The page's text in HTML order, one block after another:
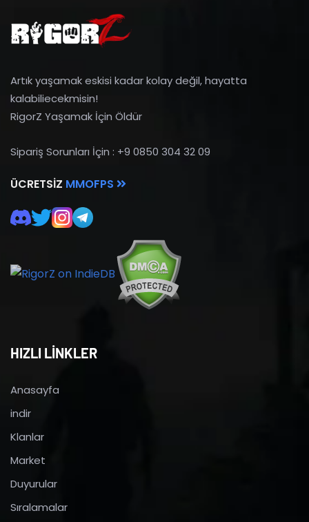
Artık yaşamak eskisi kadar kolay değil, hayatta
kalabiliecekmisin!
RigorZ Yaşamak İçin Öldür
Sipariş Sorunları İçin : +9 0850 304 32 09
ÜCRETSIZ MMOFPS
HIZLI LİNKLER
Anasayfa
indir
Klanlar
Market
Duyurular
Sıralamalar